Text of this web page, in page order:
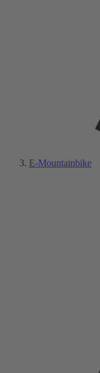
E-Mountainbike